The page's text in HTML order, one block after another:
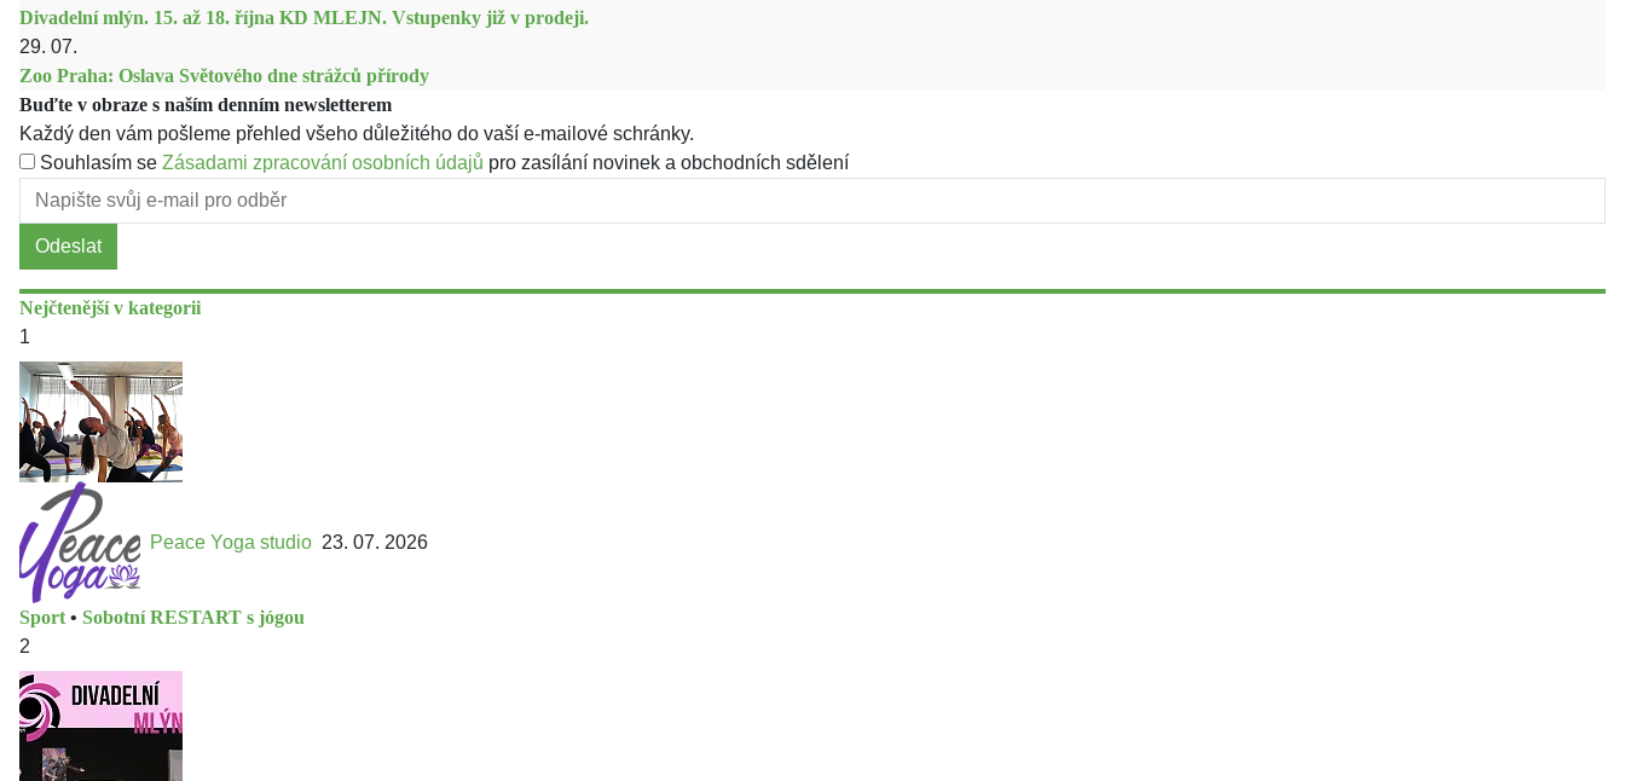
Divadelní mlýn. 15. až 18. října KD MLEJN. Vstupenky již v prodeji.
29. 07.
Zoo Praha: Oslava Světového dne strážců přírody
Buďte v obraze s naším denním newsletterem
Každý den vám pošleme přehled všeho důležitého do vaší e-mailové schránky.
Souhlasím se Zásadami zpracování osobních údajů pro zasílání novinek a obchodních sdělení
Odeslat
Nejčtenější v kategorii
1
Peace Yoga studio 23. 07. 2026
Sport • Sobotní RESTART s jógou
2